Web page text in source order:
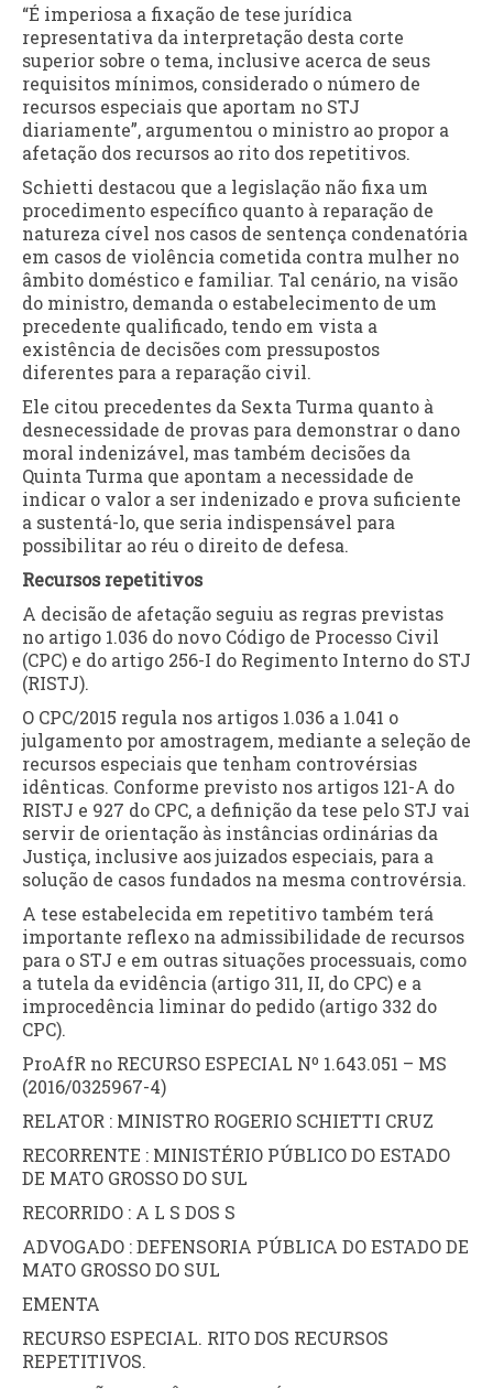
“É imperiosa a fixação de tese jurídica
representativa da interpretação desta corte
superior sobre o tema, inclusive acerca de seus
requisitos mínimos, considerado o número de
recursos especiais que aportam no STJ
diariamente”, argumentou o ministro ao propor a
afetação dos recursos ao rito dos repetitivos.
Schietti destacou que a legislação não fixa um
procedimento específico quanto à reparação de
natureza cível nos casos de sentença condenatória
em casos de violência cometida contra mulher no
âmbito doméstico e familiar. Tal cenário, na visão
do ministro, demanda o estabelecimento de um
precedente qualificado, tendo em vista a
existência de decisões com pressupostos
diferentes para a reparação civil.
Ele citou precedentes da Sexta Turma quanto à
desnecessidade de provas para demonstrar o dano
moral indenizável, mas também decisões da
Quinta Turma que apontam a necessidade de
indicar o valor a ser indenizado e prova suficiente
a sustentá-lo, que seria indispensável para
possibilitar ao réu o direito de defesa.
Recursos repetitivos
A decisão de afetação seguiu as regras previstas
no artigo 1.036 do novo Código de Processo Civil
(CPC) e do artigo 256-I do Regimento Interno do STJ
(RISTJ).
O CPC/2015 regula nos artigos 1.036 a 1.041 o
julgamento por amostragem, mediante a seleção de
recursos especiais que tenham controvérsias
idênticas. Conforme previsto nos artigos 121-A do
RISTJ e 927 do CPC, a definição da tese pelo STJ vai
servir de orientação às instâncias ordinárias da
Justiça, inclusive aos juizados especiais, para a
solução de casos fundados na mesma controvérsia.
A tese estabelecida em repetitivo também terá
importante reflexo na admissibilidade de recursos
para o STJ e em outras situações processuais, como
a tutela da evidência (artigo 311, II, do CPC) e a
improcedência liminar do pedido (artigo 332 do
CPC).
ProAfR no RECURSO ESPECIAL Nº 1.643.051 – MS
(2016/0325967-4)
RELATOR : MINISTRO ROGERIO SCHIETTI CRUZ
RECORRENTE : MINISTÉRIO PÚBLICO DO ESTADO
DE MATO GROSSO DO SUL
RECORRIDO : A L S DOS S
ADVOGADO : DEFENSORIA PÚBLICA DO ESTADO DE
MATO GROSSO DO SUL
EMENTA
RECURSO ESPECIAL. RITO DOS RECURSOS
REPETITIVOS.